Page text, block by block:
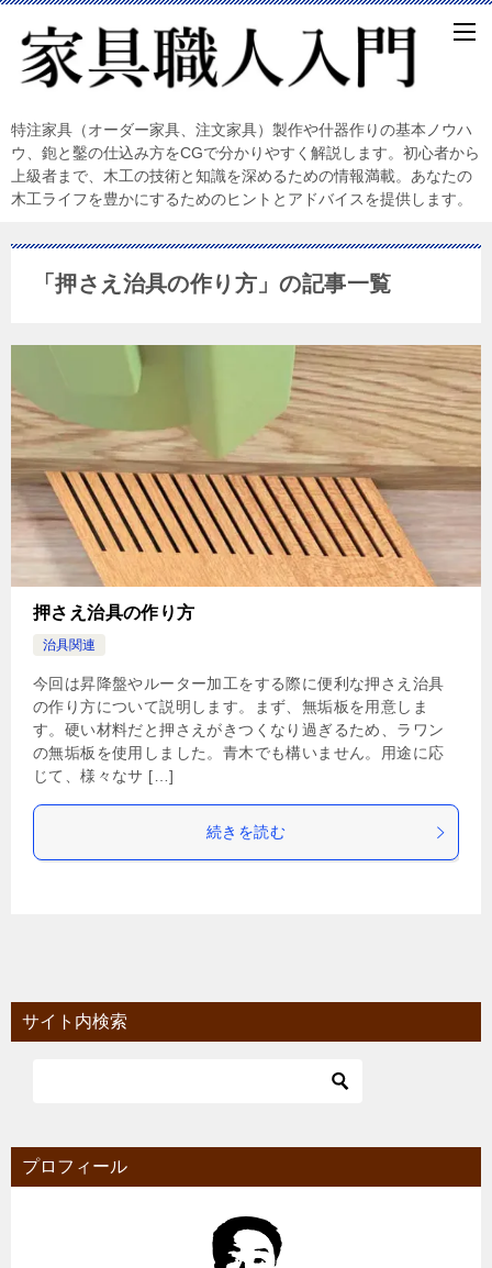
特注家具（オーダー家具、注文家具）製作や什器作りの基本ノウハ
ウ、鉋と鑿の仕込み方をCGで分かりやすく解説します。初心者から
上級者まで、木工の技術と知識を深めるための情報満載。あなたの
木工ライフを豊かにするためのヒントとアドバイスを提供します。
「押さえ治具の作り方」の記事一覧
押さえ治具の作り方
治具関連
今回は昇降盤やルーター加工をする際に便利な押さえ治具
の作り方について説明します。まず、無垢板を用意しま
す。硬い材料だと押さえがきつくなり過ぎるため、ラワン
の無垢板を使用しました。青木でも構いません。用途に応
じて、様々なサ […]
続きを読む
サイト内検索
プロフィール